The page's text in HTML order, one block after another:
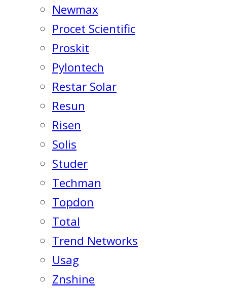
Newmax
Procet Scientific
Proskit
Pylontech
Restar Solar
Resun
Risen
Solis
Studer
Techman
Topdon
Total
Trend Networks
Usag
Znshine